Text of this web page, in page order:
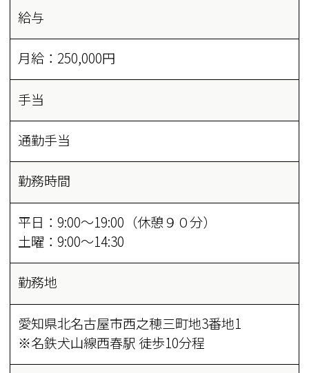
給与
月給：250,000円
手当
通勤手当
勤務時間
平日：9:00～19:00（休憩９０分）
土曜：9:00～14:30
勤務地
愛知県北名古屋市西之穂三町地3番地1
※名鉄犬山線西春駅 徒歩10分程